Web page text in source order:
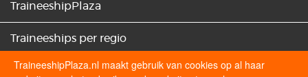
TraineeshipPlaza
Traineeships per regio
Traineeships categorieën
TraineeshipPlaza.nl maakt gebruik van cookies op al haar